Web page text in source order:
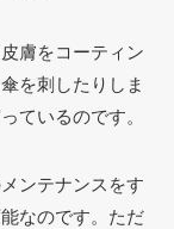
膚をコーティン
を刺したりしま
ているのです。
ンテナンスをす
なのです。ただ